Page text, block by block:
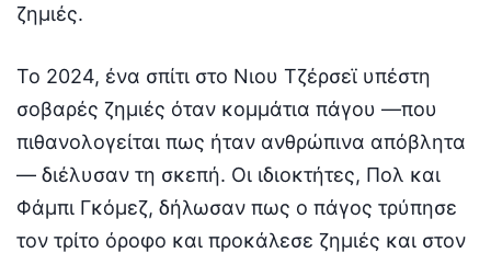
ζημιές.
Το 2024, ένα σπίτι στο Νιου Τζέρσεϊ υπέστη
σοβαρές ζημιές όταν κομμάτια πάγου —που
πιθανολογείται πως ήταν ανθρώπινα απόβλητα
— διέλυσαν τη σκεπή. Οι ιδιοκτήτες, Πολ και
Φάμπι Γκόμεζ, δήλωσαν πως ο πάγος τρύπησε
τον τρίτο όροφο και προκάλεσε ζημιές και στον